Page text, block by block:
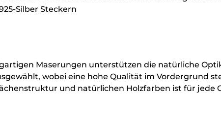
Silber Steckern
Maserungen unterstützen die natürliche
wobei eine hohe Qualität im Vordergrund
und natürlichen Holzfarben ist für jede